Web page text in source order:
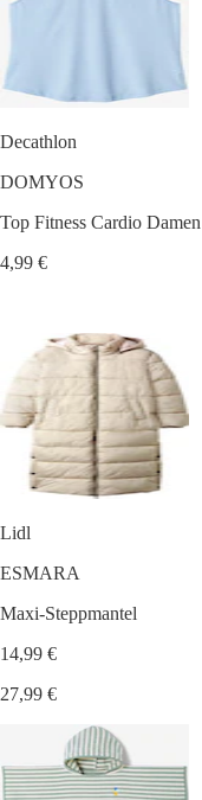
Decathlon
DOMYOS
Top Fitness Cardio Damen
4,99 €
Lidl
ESMARA
Maxi-Steppmantel
14,99 €
27,99 €